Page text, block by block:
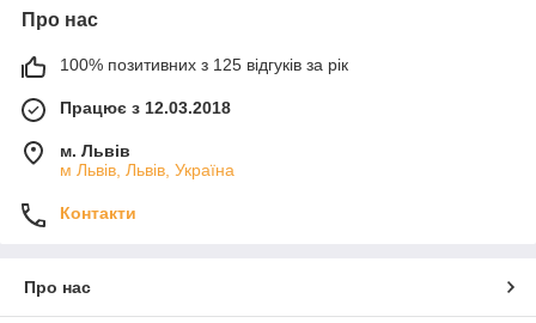
Про нас
100% позитивних з 125 відгуків за рік
Працює з 12.03.2018
м. Львів
м Львів, Львів, Україна
Контакти
Про нас